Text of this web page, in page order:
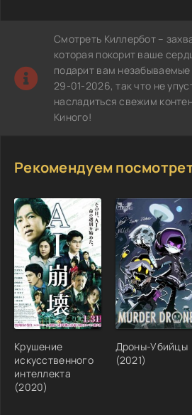
Смотреть Киллербот –
которая покорит ваше
подарит вам
29-01-2026, так что не
насладиться свежим
Киного!
Рекомендуем
Крушение
искусственного
интеллекта
(2020)
Дроны-Убийцы
(2021)